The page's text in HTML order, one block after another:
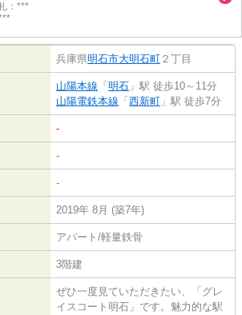
：***
兵庫県明石市大明石町 ２丁目
山陽本線 「 明石 」駅 徒歩10～11分
山陽電鉄本線 「 西新町 」駅 徒歩7分
-
-
-
2019年 8月 (築7年)
アパート/軽量鉄骨
3階建
ぜひ一度見ていただきたい、「グレ
イスコート明石」です。魅力的な駅